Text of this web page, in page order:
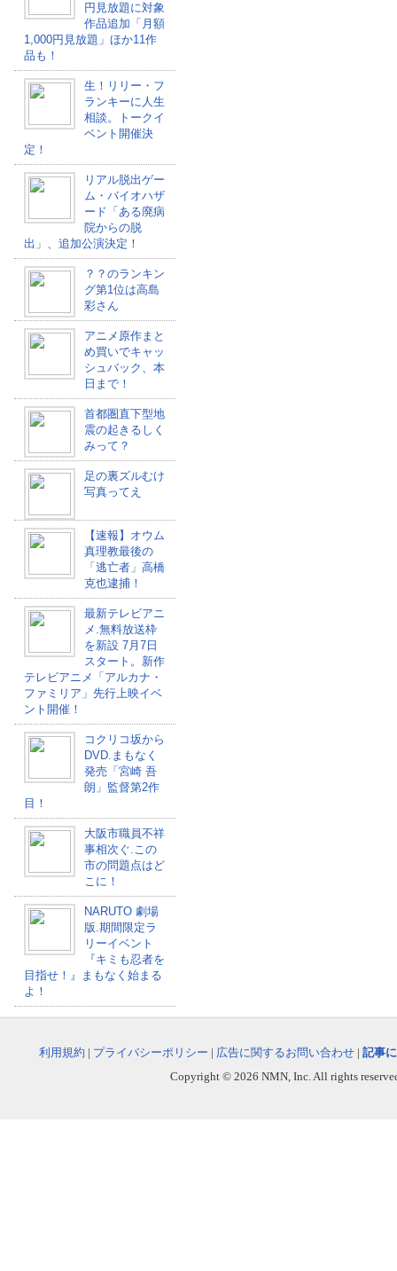
円見放題に対象
作品追加「月額
1,000円見放題」ほか11作
品も！
生！リリー・フ
ランキーに人生
相談。トークイ
ベント開催決
定！
リアル脱出ゲー
ム・バイオハザ
ード「ある廃病
院からの脱
出」、追加公演決定！
？？のランキン
グ第1位は高島
彩さん
アニメ原作まと
め買いでキャッ
シュバック、本
日まで！
首都圏直下型地
震の起きるしく
みって？
足の裏ズルむけ
写真ってえ
【速報】オウム
真理教最後の
「逃亡者」高橋
克也逮捕！
最新テレビアニ
メ.無料放送枠
を新設 7月7日
スタート。新作
テレビアニメ「アルカナ・
ファミリア」先行上映イベ
ント開催！
コクリコ坂から
DVD.まもなく
発売「宮崎 吾
朗」監督第2作
目！
大阪市職員不祥
事相次ぐ.この
市の問題点はど
こに！
NARUTO 劇場
版.期間限定ラ
リーイベント
『キミも忍者を
目指せ！』まもなく始まる
よ！
利用規約 | プライバシーポリシー | 広告に関するお問い合わせ | 記事
Copyright © 2026 NMN, Inc. All rights